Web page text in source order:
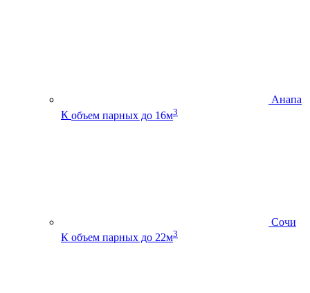
Анапа
К объем парных до 16м3
Сочи
К объем парных до 22м3